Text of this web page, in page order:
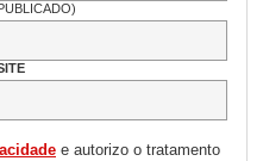
e autorizo o tratamento